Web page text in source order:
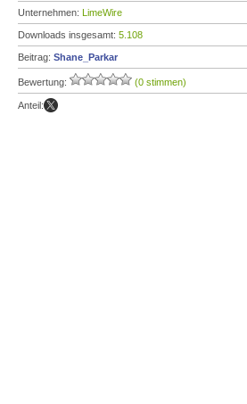
Unternehmen: LimeWire
Downloads insgesamt: 5.108
Beitrag: Shane_Parkar
Bewertung: (0 stimmen)
Anteil: